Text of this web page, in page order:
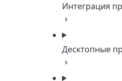
Интеграция
Десктопные